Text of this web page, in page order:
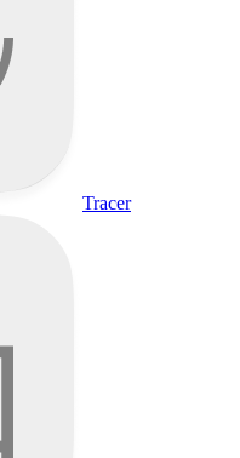
Tracer